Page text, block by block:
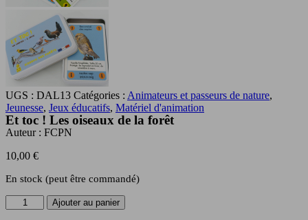
UGS : DAL13 Catégories : Animateurs et passeurs de nature,
Jeunesse, Jeux éducatifs, Matériel d'animation
Et toc ! Les oiseaux de la forêt
Auteur : FCPN
10,00 €
En stock (peut être commandé)
quantité
de
Ajouter au panier